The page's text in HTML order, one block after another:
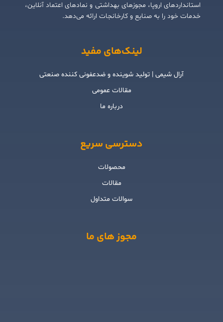
استانداردهای اروپا، مجوزهای بهداشتی و نمادهای اعتماد آنلاین،
خدمات خود را به صنایع و کارخانجات ارائه می‌دهد.
لینک‌های مفید
آرال شیمی | تولید شوینده و ضدعفونی کننده صنعتی
مقالات عمومی
درباره ما
دسترسی سریع
محصولات
مقالات
سوالات متداول
مجوز های ما